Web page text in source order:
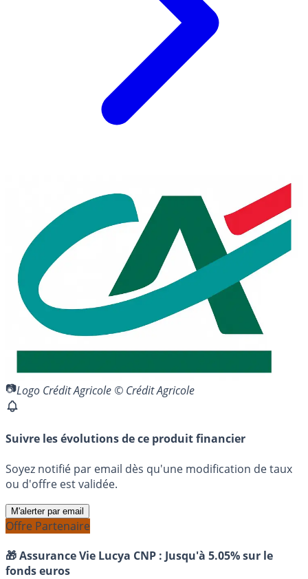
Logo Crédit Agricole © Crédit Agricole
Suivre les évolutions de ce produit financier
Soyez notifié par email dès qu'une modification de taux
ou d'offre est validée.
M'alerter par email
Offre Partenaire
🎁 Assurance Vie Lucya CNP : Jusqu'à 5.05% sur le
fonds euros